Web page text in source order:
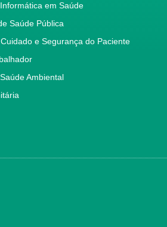
em Saúde
Saúde Pública
e Segurança do Paciente
Ambiental